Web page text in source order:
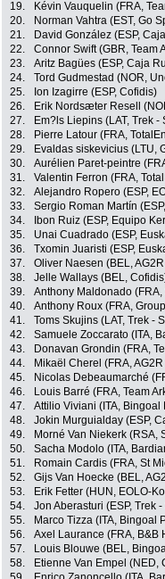
19.
Kévin Vauquelin (FRA,
20.
Norman Vahtra (EST, Go
21.
David González (ESP,
22.
Connor Swift (GBR, Team
23.
Aritz Bagües (ESP, Caja
24.
Tord Gudmestad (NOR,
25.
Ion Izagirre (ESP, Cofidis)
26.
Erik Nordsæter Resell
27.
Em?ls Liepins (LAT, Trek -
28.
Pierre Latour (FRA,
29.
Evaldas siskevicius (LTU,
30.
Aurélien Paret-peintre
31.
Valentin Ferron (FRA,
32.
Alejandro Ropero (ESP,
33.
Sergio Roman Martín
34.
Ibon Ruiz (ESP, Equipo
35.
Unai Cuadrado (ESP,
36.
Txomin Juaristi (ESP,
37.
Oliver Naesen (BEL,
38.
Jelle Wallays (BEL,
39.
Anthony Maldonado
40.
Anthony Roux (FRA,
41.
Toms Skujins (LAT, Trek -
42.
Samuele Zoccarato (ITA,
43.
Donavan Grondin (FRA,
44.
Mikaël Cherel (FRA,
45.
Nicolas Debeaumarché
46.
Louis Barré (FRA, Team
47.
Attilio Viviani (ITA, Bingoal
48.
Jokin Murguialday (ESP,
49.
Morné Van Niekerk (RSA,
50.
Sacha Modolo (ITA,
51.
Romain Cardis (FRA, St
52.
Gijs Van Hoecke (BEL,
53.
Erik Fetter (HUN, EOLO-
54.
Jon Aberasturi (ESP, Trek
55.
Marco Tizza (ITA, Bingoal
56.
Axel Laurance (FRA, B&B
57.
Louis Blouwe (BEL,
58.
Etienne Van Empel